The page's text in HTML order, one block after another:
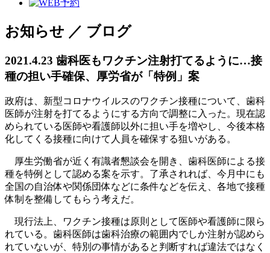
お知らせ ／ ブログ
2021.4.23 歯科医もワクチン注射打てるように…接
種の担い手確保、厚労省が「特例」案
政府は、新型コロナウイルスのワクチン接種について、歯科
医師が注射を打てるようにする方向で調整に入った。現在認
められている医師や看護師以外に担い手を増やし、今後本格
化してくる接種に向けて人員を確保する狙いがある。
厚生労働省が近く有識者懇談会を開き、歯科医師による接
種を特例として認める案を示す。了承されれば、今月中にも
全国の自治体や関係団体などに条件などを伝え、各地で接種
体制を整備してもらう考えだ。
現行法上、ワクチン接種は原則として医師や看護師に限ら
れている。歯科医師は歯科治療の範囲内でしか注射が認めら
れていないが、特別の事情があると判断すれば違法ではなく